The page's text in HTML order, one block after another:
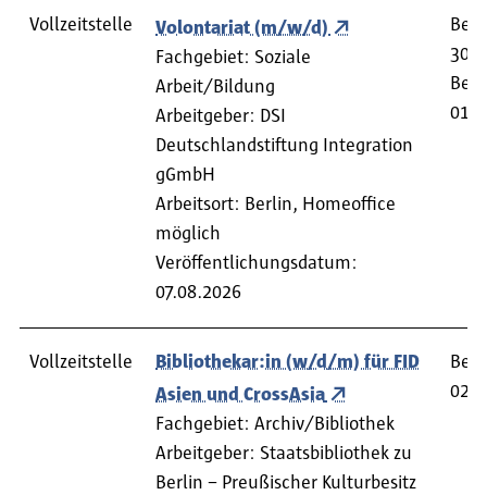
Vollzeitstelle
Volontariat (m/w/d)
Fachgebiet: Soziale
Arbeit/Bildung
Arbeitgeber: DSI
Deutschlandstiftung Integration
gGmbH
Arbeitsort: Berlin, Homeoffice
möglich
Veröffentlichungsdatum:
07.08.2026
Vollzeitstelle
Bibliothekar:in (w/d/m) für FID
Asien und CrossAsia
Fachgebiet: Archiv/Bibliothek
Arbeitgeber: Staatsbibliothek zu
Berlin – Preußischer Kulturbesitz